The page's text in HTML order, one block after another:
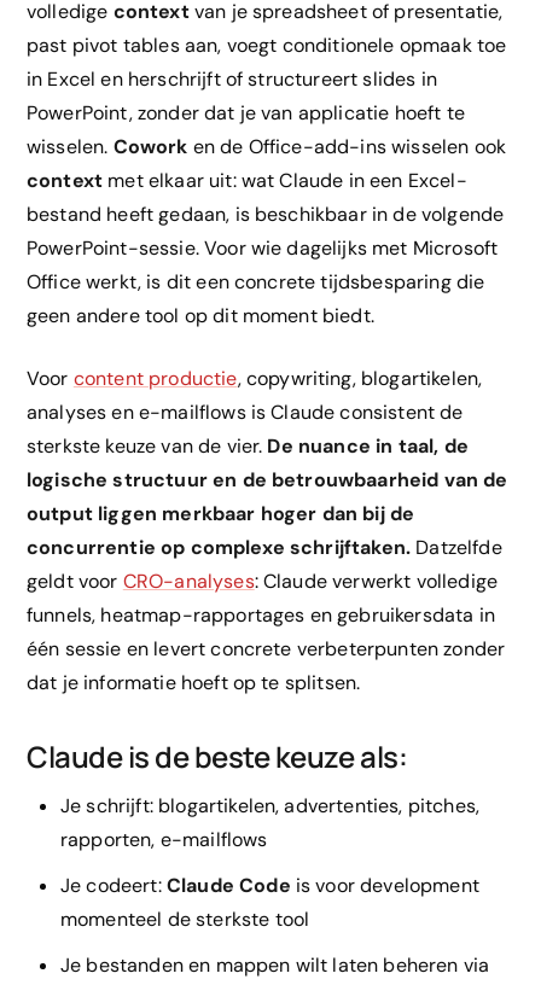
volledige contextvan je spreadsheet of presentatie,
past pivot tables aan, voegt conditionele opmaak toe
in Excel en herschrijft of structureert slides in
PowerPoint, zonder dat je van applicatie hoeft te
wisselen. Cowork en de Office-add-ins wisselen ook
context met elkaar uit: wat Claude in een Excel-
bestand heeft gedaan, is beschikbaar in de volgende
PowerPoint-sessie. Voor wie dagelijks met Microsoft
Office werkt, is dit een concrete tijdsbesparing die
geen andere tool op dit moment biedt.
Voor content productie, copywriting, blogartikelen,
analyses en e-mailflows is Claude consistent de
sterkste keuze van de vier. De nuance in taal, de
logische structuur en de betrouwbaarheid van de
output liggen merkbaar hoger dan bij de
concurrentie op complexe schrijftaken. Datzelfde
geldt voor CRO-analyses: Claude verwerkt volledige
funnels, heatmap-rapportages en gebruikersdata in
één sessie en levert concrete verbeterpunten zonder
dat je informatie hoeft op te splitsen.
Claude is de beste keuze als:
Je schrijft: blogartikelen, advertenties, pitches,
rapporten, e-mailflows
Je codeert:Claude Code is voor development
momenteel de sterkste tool
Je bestanden en mappen wilt laten beheren via